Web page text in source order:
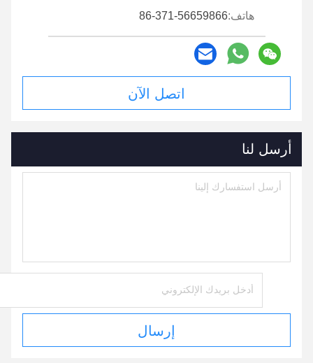
هاتف:86-371-56659866
اتصل الآن
أرسل لنا
إرسال